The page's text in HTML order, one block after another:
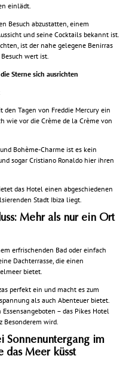
einlädt.
Besuch abzustatten, einem
und seine Cocktails bekannt ist.
ist der nahe gelegene Benirras
wert ist.
Sterne sich ausrichten
Tagen von Freddie Mercury ein
wie vor die Crème de la Crème von
Bohème-Charme ist es kein
sogar Cristiano Ronaldo hier ihren
das Hotel einen abgeschiedenen
Stadt Ibiza liegt.
Mehr als nur ein Ort
erfrischenden Bad oder einfach
Dachterrasse, die einen
bietet.
perfekt ein und macht es zum
als auch Abenteuer bietet.
– das Pikes Hotel
Besonderem wird.
Sonnenuntergang im
das Meer küsst